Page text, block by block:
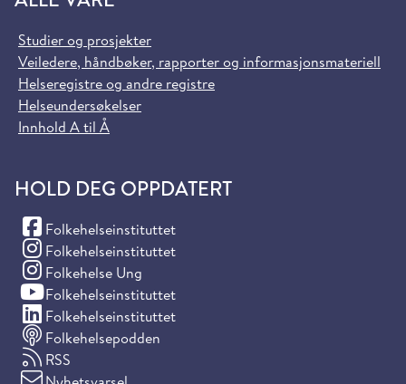
Studier og prosjekter
Veiledere, håndbøker, rapporter og informasjonsmateriell
Helseregistre og andre registre
Helseundersøkelser
Innhold A til Å
HOLD DEG OPPDATERT
Folkehelseinstituttet
(Facebook)
Folkehelseinstituttet
(Instagram)
Folkehelse Ung
(Instagram)
Folkehelseinstituttet
(YouTube)
Folkehelseinstituttet
(LinkedIn)
Folkehelsepodden
RSS